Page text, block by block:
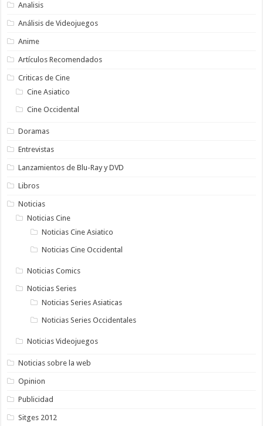
Analisis
Análisis de Videojuegos
Anime
Artículos Recomendados
Criticas de Cine
Cine Asiatico
Cine Occidental
Doramas
Entrevistas
Lanzamientos de Blu-Ray y DVD
Libros
Noticias
Noticias Cine
Noticias Cine Asiatico
Noticias Cine Occidental
Noticias Comics
Noticias Series
Noticias Series Asiaticas
Noticias Series Occidentales
Noticias Videojuegos
Noticias sobre la web
Opinion
Publicidad
Sitges 2012